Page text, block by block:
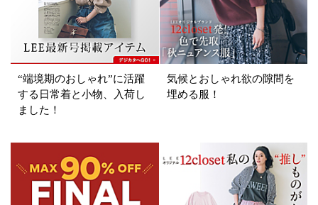
サイズ
掲載雑誌
価格
表示オプション
すべて 新着
“端境期のおしゃれ”に活躍
する日常着と小物、入荷し
ました！
気候とおしゃれ欲の隙間を
埋める服！